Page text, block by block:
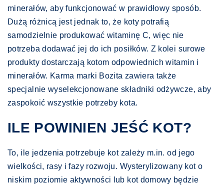
minerałów, aby funkcjonować w prawidłowy sposób.
Dużą różnicą jest jednak to, że koty potrafią
samodzielnie produkować witaminę C, więc nie
potrzeba dodawać jej do ich posiłków. Z kolei surowe
produkty dostarczają kotom odpowiednich witamin i
minerałów. Karma marki Bozita zawiera także
specjalnie wyselekcjonowane składniki odżywcze, aby
zaspokoić wszystkie potrzeby kota.
ILE POWINIEN JEŚĆ KOT?
To, ile jedzenia potrzebuje kot zależy m.in. od jego
wielkości, rasy i fazy rozwoju. Wysterylizowany kot o
niskim poziomie aktywności lub kot domowy będzie